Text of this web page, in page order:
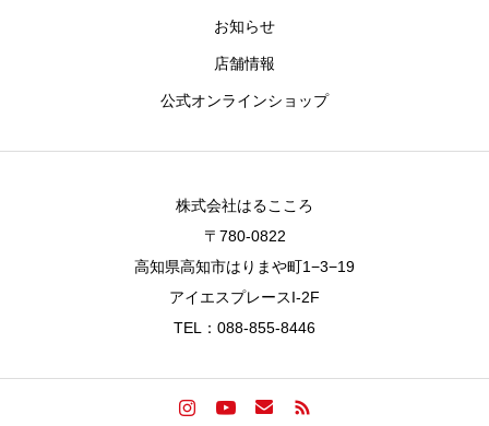
お知らせ
店舗情報
公式オンラインショップ
株式会社はるこころ
〒780-0822
高知県高知市はりまや町1−3−19
アイエスプレースI-2F
TEL：088-855-8446